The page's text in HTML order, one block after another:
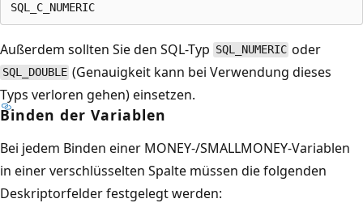
Außerdem sollten Sie den SQL-Typ SQL_NUMERIC oder
SQL_DOUBLE (Genauigkeit kann bei Verwendung dieses
Typs verloren gehen) einsetzen.
Binden der Variablen
Bei jedem Binden einer MONEY-/SMALLMONEY-Variablen
in einer verschlüsselten Spalte müssen die folgenden
Deskriptorfelder festgelegt werden: